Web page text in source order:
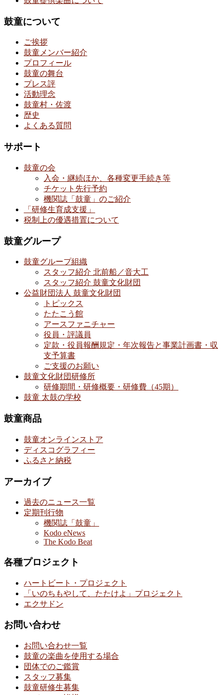
鼓童について
ご挨拶
鼓童メンバー紹介
プロフィール
鼓童の舞台
プレス評
活動理念
鼓童村・佐渡
歴史
よくある質問
サポート
鼓童の会
入会・継続ほか、各種変更手続き等
チケット先行予約
機関誌「鼓童」のご紹介
「研修生育成支援」
税制上の優遇措置について
鼓童グループ
鼓童グループ組織
スタッフ紹介 北前船／音大工
スタッフ紹介 鼓童文化財団
公益財団法人 鼓童文化財団
トピックス
たたこう館
アースファニチャー
役員・評議員
定款・役員報酬規定・年次報告と事業計画書・収
支予算書
ご支援のお願い
鼓童文化財団研修所
研修期間・研修概要・研修費（45期）
鼓童 太鼓の学校
鼓童商品
鼓童オンラインストア
ディスコグラフィー
ふるさと納税
アーカイブ
過去のニュース一覧
定期刊行物
機関誌「鼓童」
Kodo eNews
The Kodo Beat
各種プロジェクト
ハートビート・プロジェクト
「いのちもやして、たたけよ」プロジェクト
エクサドン
お問い合わせ
お問い合わせ一覧
鼓童の楽曲を使用する場合
団体でのご鑑賞
スタッフ募集
鼓童研修生募集